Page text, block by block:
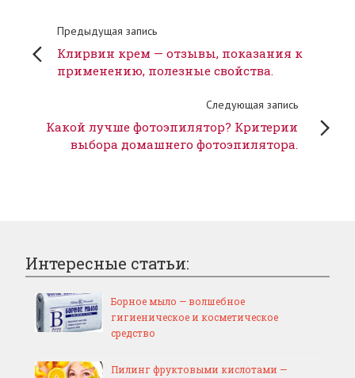
Предыдущая запись
Клирвин крем — отзывы, показания к
применению, полезные свойства.
Следующая запись
Какой лучше фотоэпилятор? Критерии
выбора домашнего фотоэпилятора.
Интересные статьи:
Борное мыло — волшебное
гигиеническое и косметическое
средство
Пилинг фруктовыми кислотами —